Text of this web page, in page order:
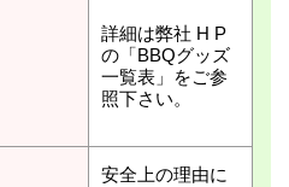
詳細は弊社 H P
の「BBQグッズ
一覧表」をご参
照下さい。
安全上の理由に